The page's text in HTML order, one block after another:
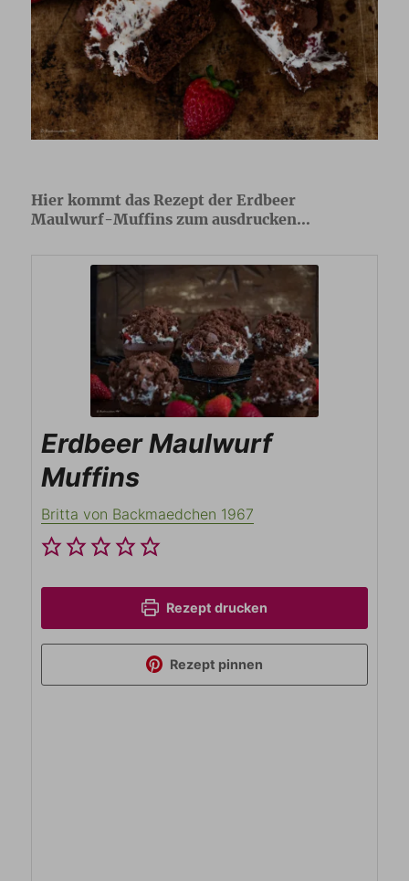
Hier kommt das Rezept der Erdbeer
Maulwurf-Muffins zum ausdrucken…
Erdbeer Maulwurf
Muffins
Britta von Backmaedchen 1967
Rezept drucken
Rezept pinnen